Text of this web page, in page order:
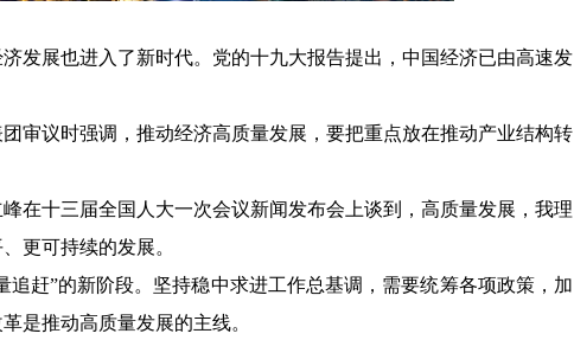
发展也进入了新时代。党的十九大报告提出，中国经济已由高速发
审议时强调，推动经济高质量发展，要把重点放在推动产业结构转
在十三届全国人大一次会议新闻发布会上谈到，高质量发展，我理
更可持续的发展。
追赶”的新阶段。坚持稳中求进工作总基调，需要统筹各项政策，加
是推动高质量发展的主线。